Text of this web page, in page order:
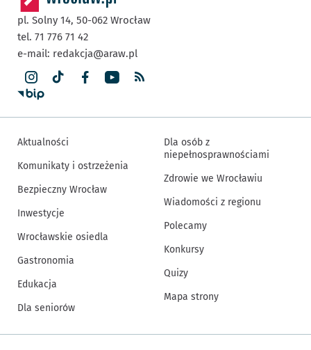
pl. Solny 14, 50-062 Wrocław
tel. 71 776 71 42
e-mail: redakcja@araw.pl
Aktualności
Komunikaty i ostrzeżenia
Bezpieczny Wrocław
Inwestycje
Wrocławskie osiedla
Gastronomia
Edukacja
Dla seniorów
Dla osób z
niepełnosprawnościami
Zdrowie we Wrocławiu
Wiadomości z regionu
Polecamy
Konkursy
Quizy
Mapa strony